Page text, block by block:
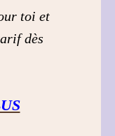
toi et
dès